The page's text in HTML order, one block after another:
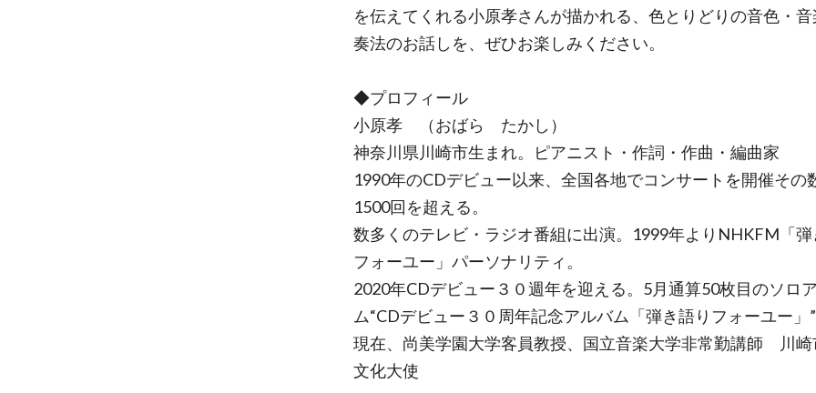
を伝えてくれる小原孝さんが描かれる、色とりどりの音色・音
奏法のお話しを、ぜひお楽しみください。
◆プロフィール
小原孝 （おばら たかし）
神奈川県川崎市生まれ。ピアニスト・作詞・作曲・編曲家
1990年のCDデビュー以来、全国各地でコンサートを開催その
1500回を超える。
数多くのテレビ・ラジオ番組に出演。1999年よりNHKFM「弾
フォーユー」パーソナリティ。
2020年CDデビュー３０週年を迎える。5月通算50枚目のソロ
ム“CDデビュー３０周年記念アルバム「弾き語りフォーユー」”
現在、尚美学園大学客員教授、国立音楽大学非常勤講師 川崎
文化大使